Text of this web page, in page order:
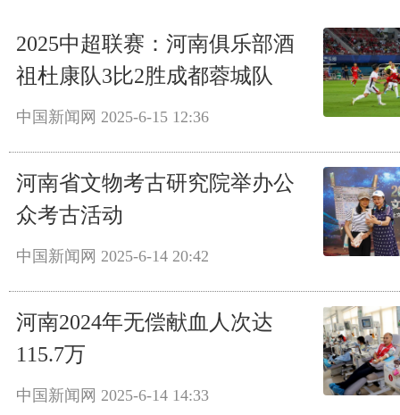
2025中超联赛：河南俱乐部酒
祖杜康队3比2胜成都蓉城队
中国新闻网 2025-6-15 12:36
河南省文物考古研究院举办公
众考古活动
中国新闻网 2025-6-14 20:42
河南2024年无偿献血人次达
115.7万
中国新闻网 2025-6-14 14:33